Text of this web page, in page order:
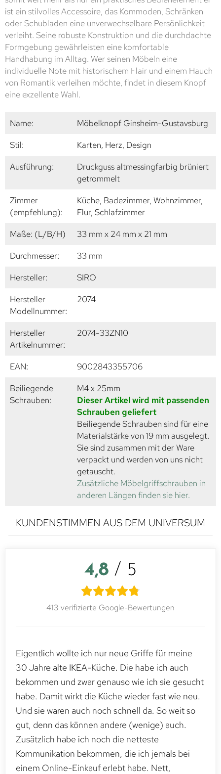
ist ein stilvolles Accessoire, das Kommoden, Schränken
oder Schubladen eine unverwechselbare Persönlichkeit
verleiht. Seine robuste Konstruktion und die durchdachte
Formgebung gewährleisten eine komfortable
Handhabung im Alltag. Wer seinen Möbeln eine
individuelle Note mit historischem Flair und einem Hauch
von Romantik verleihen möchte, findet in diesem Knopf
eine exzellente Wahl.
Name:
Möbelknopf Ginsheim-Gustavsburg
Stil:
Karten, Herz, Design
Ausführung:
Druckguss altmessingfarbig brüniert
getrommelt
Zimmer
(empfehlung):
Küche, Badezimmer, Wohnzimmer,
Flur, Schlafzimmer
Maße: (L/B/H)
33 mm x 24 mm x 21 mm
Durchmesser:
33 mm
Hersteller:
SIRO
Hersteller
Modellnummer:
2074
Hersteller
Artikelnummer:
2074-33ZN10
EAN:
9002843355706
Beiliegende
Schrauben:
M4 x 25mm
Dieser Artikel wird mit passenden
Schrauben geliefert
Beiliegende Schrauben sind für eine
Materialstärke von 19 mm ausgelegt.
Sie sind zusammen mit der Ware
verpackt und werden von uns nicht
getauscht.
Zusätzliche Möbelgriffschrauben in
anderen Längen finden sie hier.
KUNDENSTIMMEN AUS DEM UNIVERSUM
4,8 / 5
413 verifizierte Google-Bewertungen
Eigentlich wollte ich nur neue Griffe für meine
30 Jahre alte IKEA-Küche. Die habe ich auch
bekommen und zwar genauso wie ich sie gesucht
habe. Damit wirkt die Küche wieder fast wie neu.
Und sie waren auch noch schnell da. So weit so
gut, denn das können andere (wenige) auch.
Zusätzlich habe ich noch die netteste
Kommunikation bekommen, die ich jemals bei
einem Online-Einkauf erlebt habe. Nett,